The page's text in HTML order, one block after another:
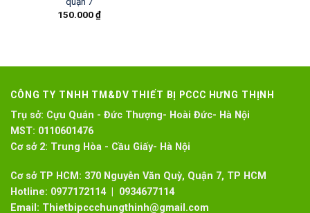
150.000₫
CÔNG TY TNHH TM&DV THIẾT BỊ PCCC HƯNG THỊNH
Trụ sở: Cựu Quán - Đức Thượng- Hoài Đức- Hà Nội
MST: 0110601476
Cơ sở 2: Trung Hòa - Cầu Giấy- Hà Nội
Cơ sở TP HCM: 370 Nguyễn Văn Quỳ, Quận 7, TP HCM
Hotline: 0977172114 | 0934677114
Email: Thietbipccchungthinh@gmail.com